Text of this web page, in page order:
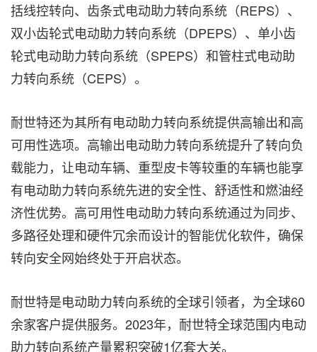
括线控转向、齿条式电动助力转向系统（REPS）、
双小齿轮式电动助力转向系统（DPEPS）、单小齿
轮式电动助力转向系统（SPEPS）和管柱式电动助
力转向系统（CEPS）。
耐世特还为其所有电动助力转向系统提供高输出和高
可用性选项。高输出电动助力转向系统提升了转向负
载能力，让电动车辆、重型皮卡等较重的车辆也能享
有电动助力转向系统先进的安全性、舒适性和燃油经
济性优势。高可用性电动助力转向系统通过为同步、
多路径处理和硬件冗余而设计的智能优化软件，确保
转向安全网始终处于开启状态。
耐世特是电动助力转向系统的全球引领者，为全球60
余家客户提供服务。2023年，耐世特全球范围内电动
助力转向系统产量累积突破1亿套大关。